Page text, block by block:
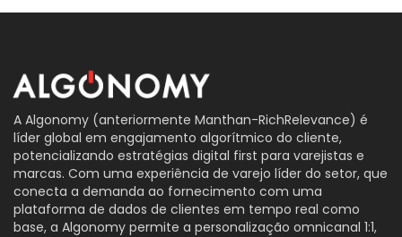
A Algonomy (anteriormente Manthan-RichRelevance) é
líder global em engajamento algorítmico do cliente,
potencializando estratégias digital first para varejistas e
marcas. Com uma experiência de varejo líder do setor, que
conecta a demanda ao fornecimento com uma
plataforma de dados de clientes em tempo real como
base, a Algonomy permite a personalização omnicanal 1:1,